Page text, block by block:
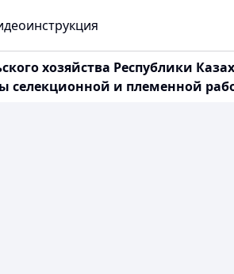
хозяйства Республики
селекционной и племенной